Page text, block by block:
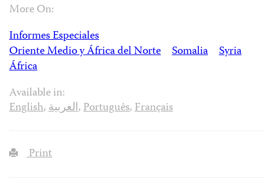
More On:
Informes Especiales
Oriente Medio y África del Norte
Somalia
Syria
África
Available in:
English,العربية,Português,Français
Print